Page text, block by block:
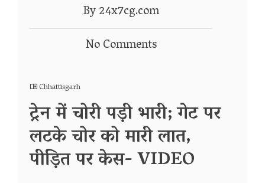
By 24x7cg.com
No Comments
Chhattisgarh
ट्रेन में चोरी पड़ी भारी; गेट पर
लटके चोर को मारी लात,
पीड़ित पर केस- VIDEO